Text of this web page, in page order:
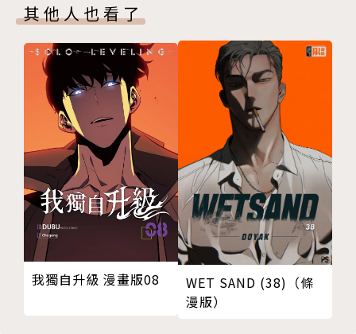
其他人也看了
我獨自升級 漫畫版08
WET SAND (38)（條
漫版）